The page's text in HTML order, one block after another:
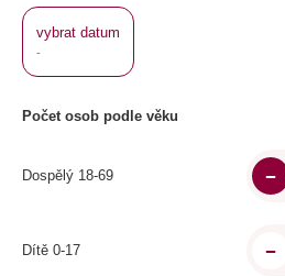
vybrat datum
-
Počet osob podle věku
Dospělý 18-69
Dítě 0-17